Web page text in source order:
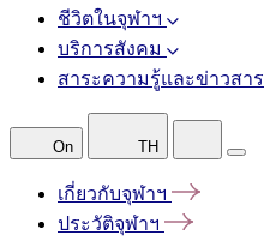
ชีวิตในจุฬาฯ
บริการสังคม
สาระความรู้และข่าวสาร
On TH
เกี่ยวกับจุฬาฯ
ประวัติจุฬาฯ